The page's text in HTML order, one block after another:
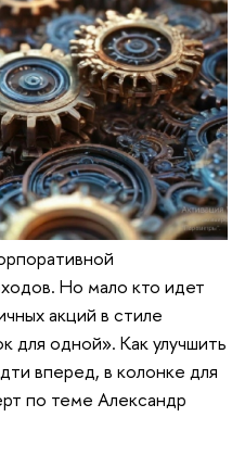
Но мало кто идет
акций в стиле
для одной». Как улучшить
вперед, в колонке для
по теме Александр